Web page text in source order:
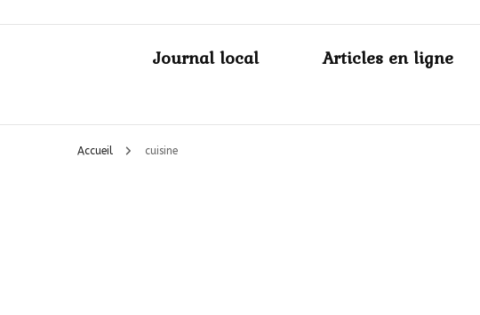
Journal local Articles en ligne
Accueil cuisine